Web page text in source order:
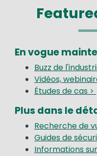
En vogue
Buzz de
Vidéos,
Études de cas >
Plus dans le
Recherche de
Guides de
Informations